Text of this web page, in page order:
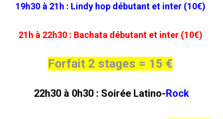
19h30 à 21h : Lindy hop débutant et inter (10€)
21h à 22h30 : Bachata débutant et inter (10€)
Forfait 2 stages = 15 €
22h30 à 0h30 : Soirée Latino-Rock